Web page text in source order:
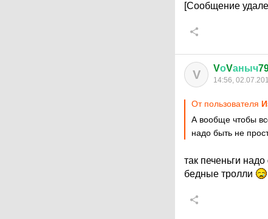
[Сообщение
V VоVаныч
14:56,
От пользователя
А вообще чтобы
надо быть не
так печеньги
бедные тролли